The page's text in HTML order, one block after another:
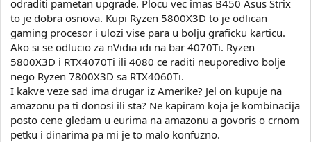
odraditi pametan upgrade. Plocu vec imas B450 Asus Strix
to je dobra osnova. Kupi Ryzen 5800X3D to je odlican
gaming procesor i ulozi vise para u bolju graficku karticu.
Ako si se odlucio za nVidia idi na bar 4070Ti. Ryzen
5800X3D i RTX4070Ti ili 4080 ce raditi neuporedivo bolje
nego Ryzen 7800X3D sa RTX4060Ti.
I kakve veze sad ima drugar iz Amerike? Jel on kupuje na
amazonu pa ti donosi ili sta? Ne kapiram koja je kombinacija
posto cene gledam u eurima na amazonu a govoris o crnom
petku i dinarima pa mi je to malo konfuzno.